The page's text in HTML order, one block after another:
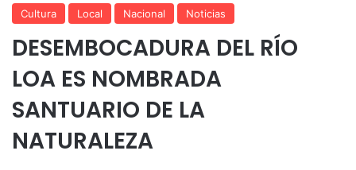
Cultura Local Nacional Noticias
DESEMBOCADURA DEL RÍO
LOA ES NOMBRADA
SANTUARIO DE LA
NATURALEZA